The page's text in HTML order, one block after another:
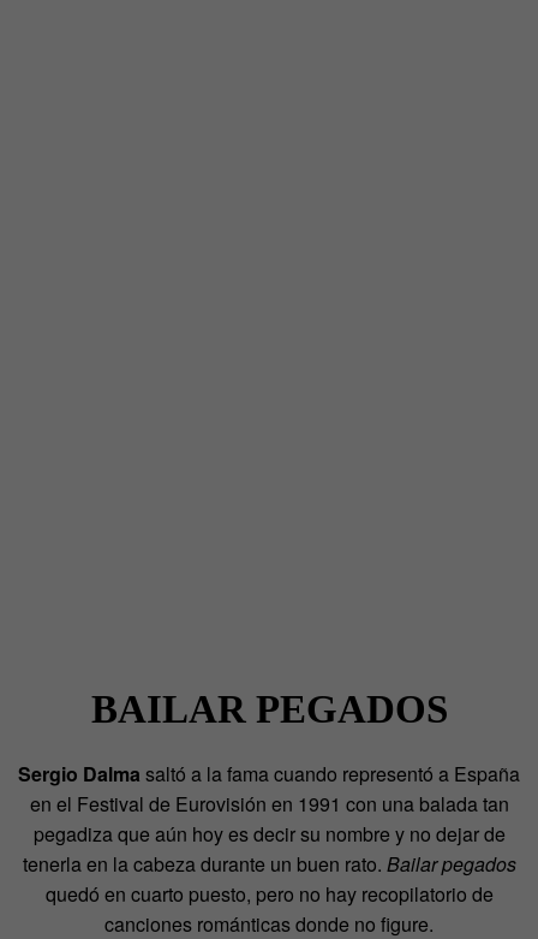
BAILAR PEGADOS
Sergio Dalma saltó a la fama cuando representó a España
en el Festival de Eurovisión en 1991 con una balada tan
pegadiza que aún hoy es decir su nombre y no dejar de
tenerla en la cabeza durante un buen rato. Bailar pegados
quedó en cuarto puesto, pero no hay recopilatorio de
canciones románticas donde no figure.